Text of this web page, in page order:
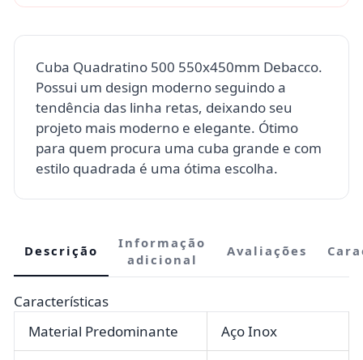
Cuba Quadratino 500 550x450mm Debacco.
Possui um design moderno seguindo a
tendência das linha retas, deixando seu
projeto mais moderno e elegante. Ótimo
para quem procura uma cuba grande e com
estilo quadrada é uma ótima escolha.
Descrição
Informação
adicional
Avaliações
Características
Material Predominante
Aço Inox